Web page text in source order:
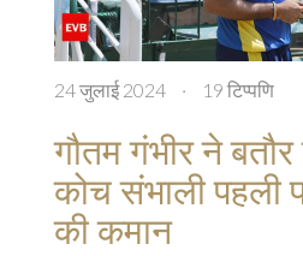
24 जुलाई 2024 · 19 टिप्पणि
गौतम गंभीर ने
कोच संभाली पहली
की कमान